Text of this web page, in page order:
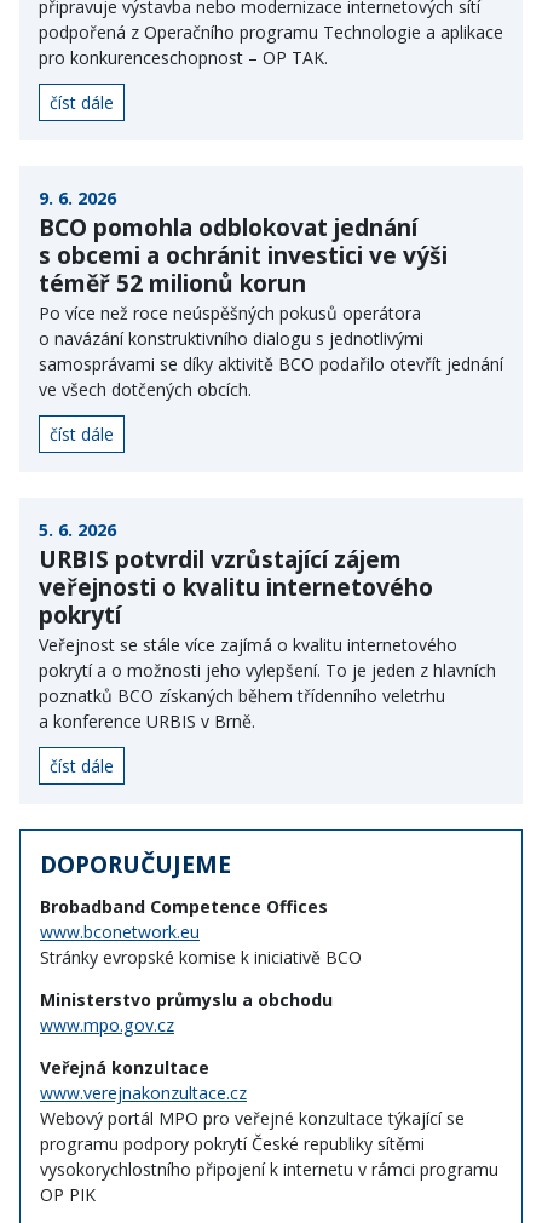
připravuje výstavba nebo modernizace internetových sítí
podpořená z Operačního programu Technologie a aplikace
pro konkurenceschopnost – OP TAK.
číst dále
9. 6. 2026
BCO pomohla odblokovat jednání
s obcemi a ochránit investici ve výši
téměř 52 milionů korun
Po více než roce neúspěšných pokusů operátora
o navázání konstruktivního dialogu s jednotlivými
samosprávami se díky aktivitě BCO podařilo otevřít jednání
ve všech dotčených obcích.
číst dále
5. 6. 2026
URBIS potvrdil vzrůstající zájem
veřejnosti o kvalitu internetového
pokrytí
Veřejnost se stále více zajímá o kvalitu internetového
pokrytí a o možnosti jeho vylepšení. To je jeden z hlavních
poznatků BCO získaných během třídenního veletrhu
a konference URBIS v Brně.
číst dále
DOPORUČUJEME
Brobadband Competence Offices
www.bconetwork.eu
Stránky evropské komise k iniciativě BCO
Ministerstvo průmyslu a obchodu
www.mpo.gov.cz
Veřejná konzultace
www.verejnakonzultace.cz
Webový portál MPO pro veřejné konzultace týkající se
programu podpory pokrytí České republiky sítěmi
vysokorychlostního připojení k internetu v rámci programu
OP PIK